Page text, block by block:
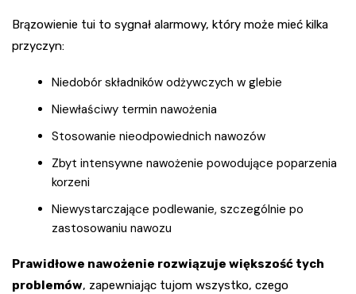
Brązowienie tui to sygnał alarmowy, który może mieć kilka
przyczyn:
Niedobór składników odżywczych w glebie
Niewłaściwy termin nawożenia
Stosowanie nieodpowiednich nawozów
Zbyt intensywne nawożenie powodujące poparzenia
korzeni
Niewystarczające podlewanie, szczególnie po
zastosowaniu nawozu
Prawidłowe nawożenie rozwiązuje większość tych
problemów, zapewniając tujom wszystko, czego